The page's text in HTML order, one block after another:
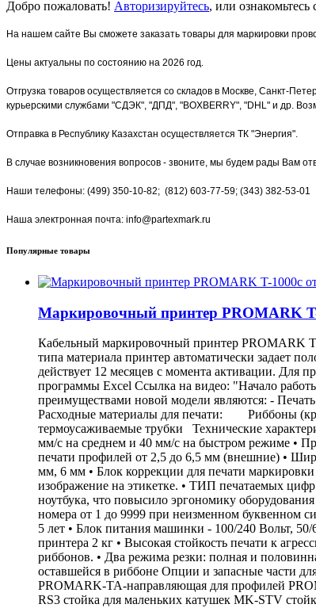
Добро пожаловать! Авторизируйтесь, или ознакомьтесь
На нашем сайте Вы сможете заказать товары для маркировки
Цены актуальны по состоянию на 2026 год.
Отгрузка товаров осуществляется со складов в Москве, Санкт-
курьерскими службами "СДЭК", "ДПД", "BOXBERRY", "DHL" и др.
Отправка в Республику Казахстан осуществляется ТК "Энергия".
В случае возникновения вопросов - звоните, мы будем рады Вам
Наши телефоны: (499) 350-10-82; (812) 603-77-59; (343) 382-53-01
Наша электронная почта: info@partexmark.ru
Популярные товары
Маркировочный принтер PROMARK
Кабельный маркировочный принтер PROMARK
типа материала принтер автоматически задает
действует 12 месяцев с момента активации. Для
программы Excel Ссылка на видео: "Начало
преимуществами новой модели являются: -
Расходные материалы для печати: Риббоны
термоусаживаемые трубки Технические
мм/с на среднем и 40 мм/с на быстром режиме •
печати профилей от 2,5 до 6,5 мм (внешние) •
мм, 6 мм • Блок коррекции для печати
изображение на этикетке. • ТИП печатаемых
ноутбука, что повысило эргономику
номера от 1 до 9999 при неизменном буквенном
5 лет • Блок питания машинки - 100/240 Вольт,
принтера 2 кг • Высокая стойкость печати к
риббонов. • Два режима резки: полная и
оставшейся в риббоне Опции и запасные части
PROMARK-TA-направляющая для профилей
RS3 стойка для маленьких катушек MK-STV